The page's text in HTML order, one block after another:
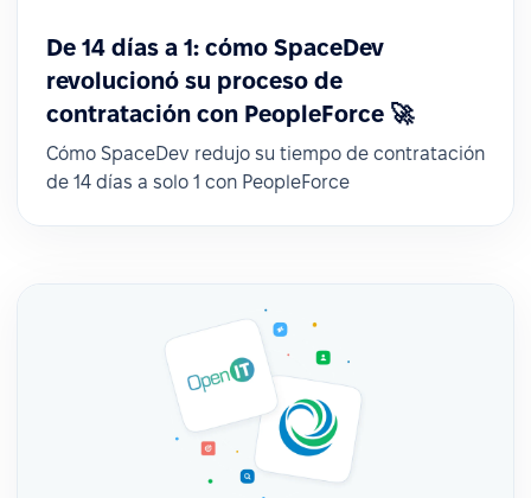
De 14 días a 1: cómo SpaceDev
revolucionó su proceso de
contratación con PeopleForce 🚀
Cómo SpaceDev redujo su tiempo de contratación
de 14 días a solo 1 con PeopleForce